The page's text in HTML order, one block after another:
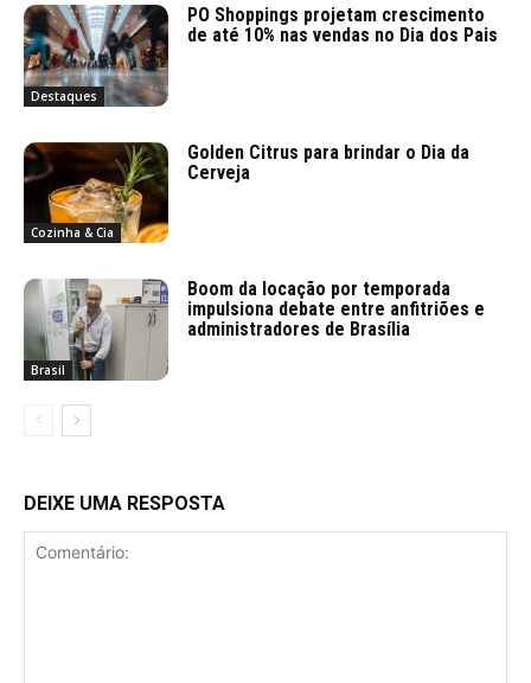
Destaques
PO Shoppings projetam crescimento
de até 10% nas vendas no Dia dos Pais
Cozinha & Cia
Golden Citrus para brindar o Dia da
Cerveja
Brasil
Boom da locação por temporada
impulsiona debate entre anfitriões e
administradores de Brasília
DEIXE UMA RESPOSTA